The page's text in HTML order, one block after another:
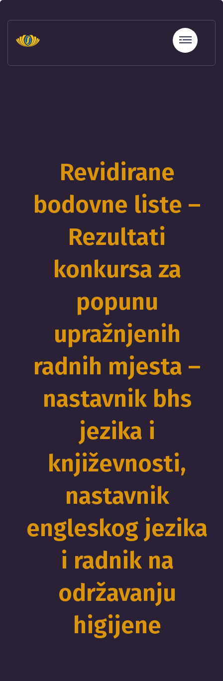
hatları
sohbet
betebet
Revidirane
bodovne liste –
Rezultati
konkursa za
popunu
upražnjenih
radnih mjesta –
nastavnik bhs
jezika i
književnosti,
nastavnik
engleskog jezika
i radnik na
održavanju
higijene